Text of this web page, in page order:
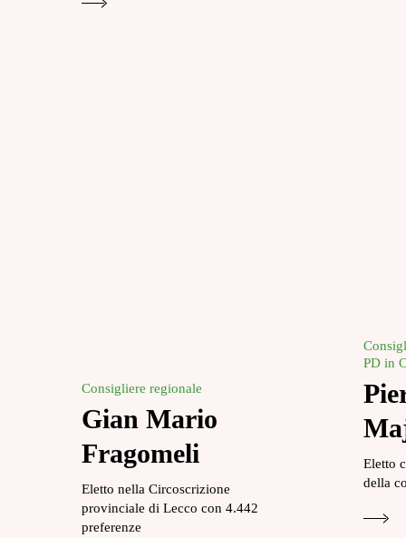
Consigliere regionale
Gian Mario
Fragomeli
Eletto nella Circoscrizione
provinciale di Lecco con 4.442
preferenze
PD in
Eletto
della